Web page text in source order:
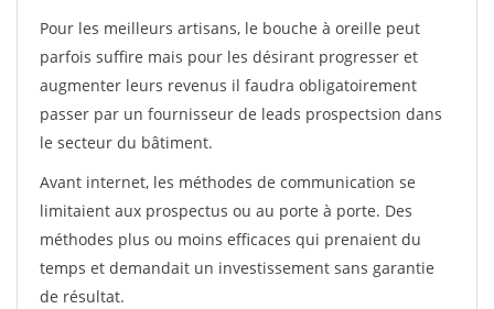
Pour les meilleurs artisans, le bouche à oreille peut
parfois suffire mais pour les désirant progresser et
augmenter leurs revenus il faudra obligatoirement
passer par un fournisseur de leads prospectsion dans
le secteur du bâtiment.
Avant internet, les méthodes de communication se
limitaient aux prospectus ou au porte à porte. Des
méthodes plus ou moins efficaces qui prenaient du
temps et demandait un investissement sans garantie
de résultat.